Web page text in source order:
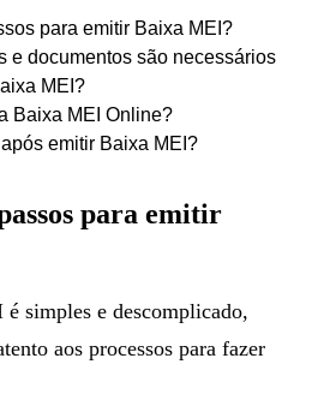
para emitir Baixa MEI?
e documentos são necessários
MEI?
Baixa MEI Online?
emitir Baixa MEI?
para emitir
simples e descomplicado,
aos processos para fazer